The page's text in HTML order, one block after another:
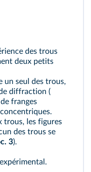
des trous
deux petits
un seul des trous,
diffraction (
franges
trous, les figures
des trous se
3).